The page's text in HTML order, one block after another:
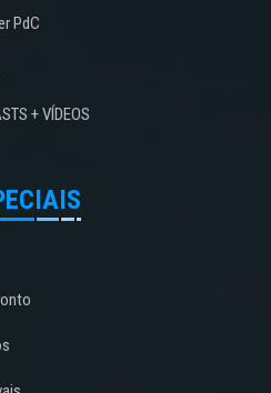
PdC
+ VÍDEOS